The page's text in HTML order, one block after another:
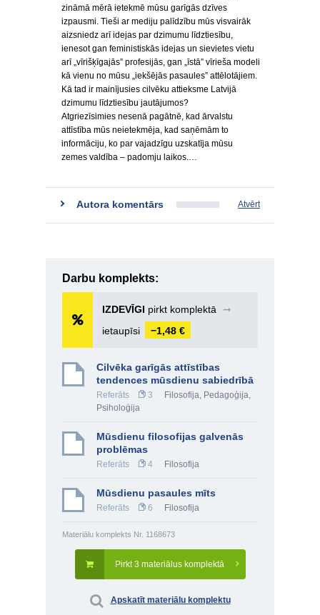
zināmā mērā ietekmē mūsu garīgās dzīves
izpausmi. Tieši ar mediju palīdzību mūs visvairāk
aizsniedz arī idejas par dzimumu līdztiesību,
ienesot gan feministiskās idejas un sievietes vietu
arī „vīrišķīgajās” profesijās, gan „īstā” vīrieša modeli
kā vienu no mūsu „iekšējās pasaules” attēlotājiem.
Kā tad ir mainījusies cilvēku attieksme Latvijā
dzimumu līdztiesību jautājumos?
Atgriezīsimies nesenā pagātnē, kad ārvalstu
attīstība mūs neietekmēja, kad saņēmām to
informāciju, ko par vajadzīgu uzskatīja mūsu
zemes valdība – padomju laikos.…
Autora komentārs Atvērt
Darbu komplekts:
IZDEVĪGI pirkt komplektā
➞
ietaupīsi
−1,48 €
Cilvēka garīgās attīstības
tendences mūsdienu sabiedrībā
Referāts 3 Filosofija, Pedagoģija,
Psiholoģija
Mūsdienu filosofijas galvenās
problēmas
Referāts 4 Filosofija
Mūsdienu pasaules mīts
Referāts 6 Filosofija
Materiālu komplekts Nr. 1168673
Pirkt 3 materiālus komplektā
Apskatīt materiālu komplektu